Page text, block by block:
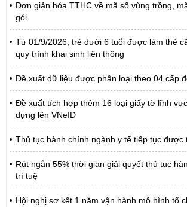
Đơn giản hóa TTHC về mã số vùng trồng,
gói
Từ 01/9/2026, trẻ dưới 6 tuổi được làm thẻ
quy trình khai sinh liên thông
Đề xuất dữ liệu được phân loại theo 04 cấp
Đề xuất tích hợp thêm 16 loại giấy tờ lĩnh
dựng lên VNeID
Thủ tục hành chính ngành y tế tiếp tục được
Rút ngắn 55% thời gian giải quyết thủ tục
trí tuệ
Hội nghị sơ kết 1 năm vận hành mô hình tổ